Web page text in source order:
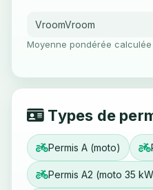
VroomVroom
Moyenne pondérée
Types de
Permis A (moto)
Permis A2 (moto 35